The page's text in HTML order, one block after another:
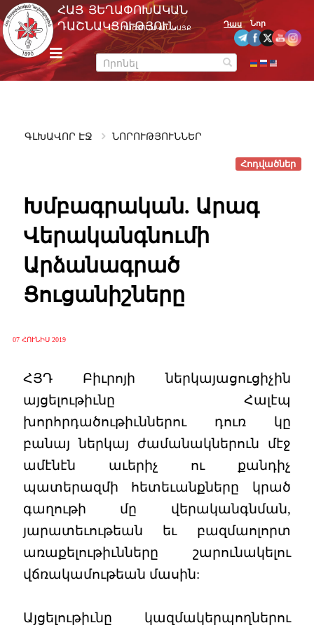
Skip
to
content
m
e
n
u
ՀԱՅ ՅԵՂԱՓՈԽԱԿԱՆ
ԴԱՇՆԱԿՑՈՒԹՅՈՒՆ
ՊԱՇՏՈՆԱԿԱՆ ԿԱՅՔ
Դաս Նոր
ԳԼԽԱՎՈՐ ԷՋ ՆՈՐՈՒԹՅՈՒՆՆԵՐ
Հոդվածներ
Խմբագրական. Արագ
Վերականգնումի
Արձանագրած
Ցուցանիշները
07 ՀՈՒՆԻՍ 2019
ՀՅԴ Բիւրոյի ներկայացուցիչին
այցելութիւնը Հալէպ
խորհրդածութիւններու դուռ կը
բանայ ներկայ ժամանակներուն մէջ
ամէնէն աւերիչ ու քանդիչ
պատերազմի հետեւանքները կրած
գաղութի մը վերականգնման,
յարատեւութեան եւ բազմաոլորտ
առաքելութիւնները շարունակելու
վճռակամութեան մասին:
Այցելութիւնը կազմակերպողներու